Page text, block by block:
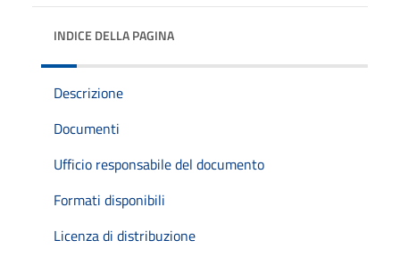
INDICE DELLA PAGINA
Descrizione
Documenti
Ufficio responsabile del documento
Formati disponibili
Licenza di distribuzione